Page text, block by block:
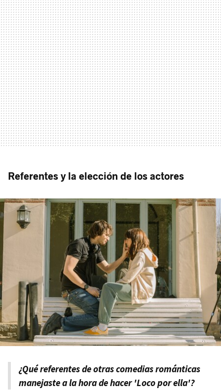
Referentes y la elección de los actores
¿Qué referentes de otras comedias románticas
manejaste a la hora de hacer 'Loco por ella'?